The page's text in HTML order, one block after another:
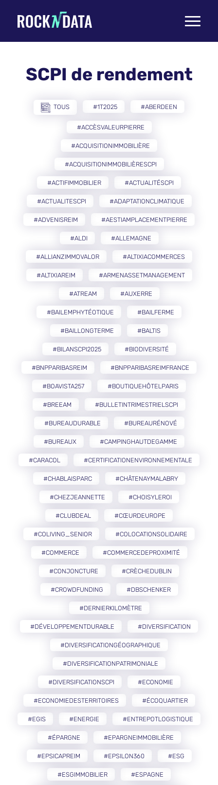
Toggle
SCPI de rendement
TOUS #1T2025 #ABERDEEN
#ACCÈSVALEURPIERRE
#ACQUISITIONIMMOBILIÈRE
#ACQUISITIONIMMOBILIÈRESCPI
#ACTIFIMMOBILIER #ACTUALITÉSCPI
#ACTUALITESCPI #ADAPTATIONCLIMATIQUE
#ADVENISREIM #AESTIAMPLACEMENTPIERRE
#ALDI #ALLEMAGNE
#ALLIANZIMMOVALOR #ALTIXIACOMMERCES
#ALTIXIAREIM #ARMENASSETMANAGEMENT
#ATREAM #AUXERRE
#BAILEMPHYTÉOTIQUE #BAILFERME
#BAILLONGTERME #BALTIS
#BILANSCPI2025 #BIODIVERSITÉ
#BNPPARIBASREIM #BNPPARIBASREIMFRANCE
#BOAVISTA257 #BOUTIQUEHÔTELPARIS
#BREEAM #BULLETINTRIMESTRIELSCPI
#BUREAUDURABLE #BUREAURÉNOVÉ
#BUREAUX #CAMPINGHAUTDEGAMME
#CARACOL #CERTIFICATIONENVIRONNEMENTALE
#CHABLAISPARC #CHÂTENAYMALABRY
#CHEZJEANNETTE #CHOISYLEROI
#CLUBDEAL #CŒURDEUROPE
#COLIVING_SENIOR #COLOCATIONSOLIDAIRE
#COMMERCE #COMMERCEDEPROXIMITÉ
#CONJONCTURE #CRÈCHEDUBLIN
#CROWDFUNDING #DBSCHENKER
#DERNIERKILOMÈTRE
#DÉVELOPPEMENTDURABLE #DIVERSIFICATION
#DIVERSIFICATIONGÉOGRAPHIQUE
#DIVERSIFICATIONPATRIMONIALE
#DIVERSIFICATIONSCPI #ECONOMIE
#ECONOMIEDESTERRITOIRES #ÉCOQUARTIER
#EGIS #ENERGIE #ENTREPOTLOGISTIQUE
#ÉPARGNE #EPARGNEIMMOBILIÈRE
#EPSICAPREIM #EPSILON360 #ESG
#ESGIMMOBILIER #ESPAGNE